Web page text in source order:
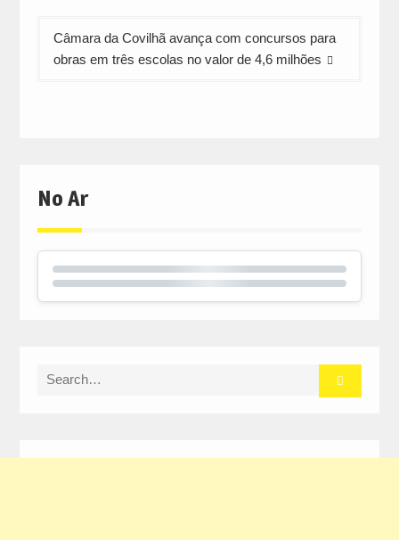
Câmara da Covilhã avança com concursos para
obras em três escolas no valor de 4,6 milhões
No Ar
Search